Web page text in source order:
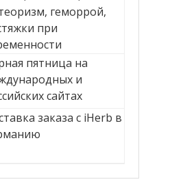
геморрой,
при
пятница на
и
сайтах
заказа с iHerb в